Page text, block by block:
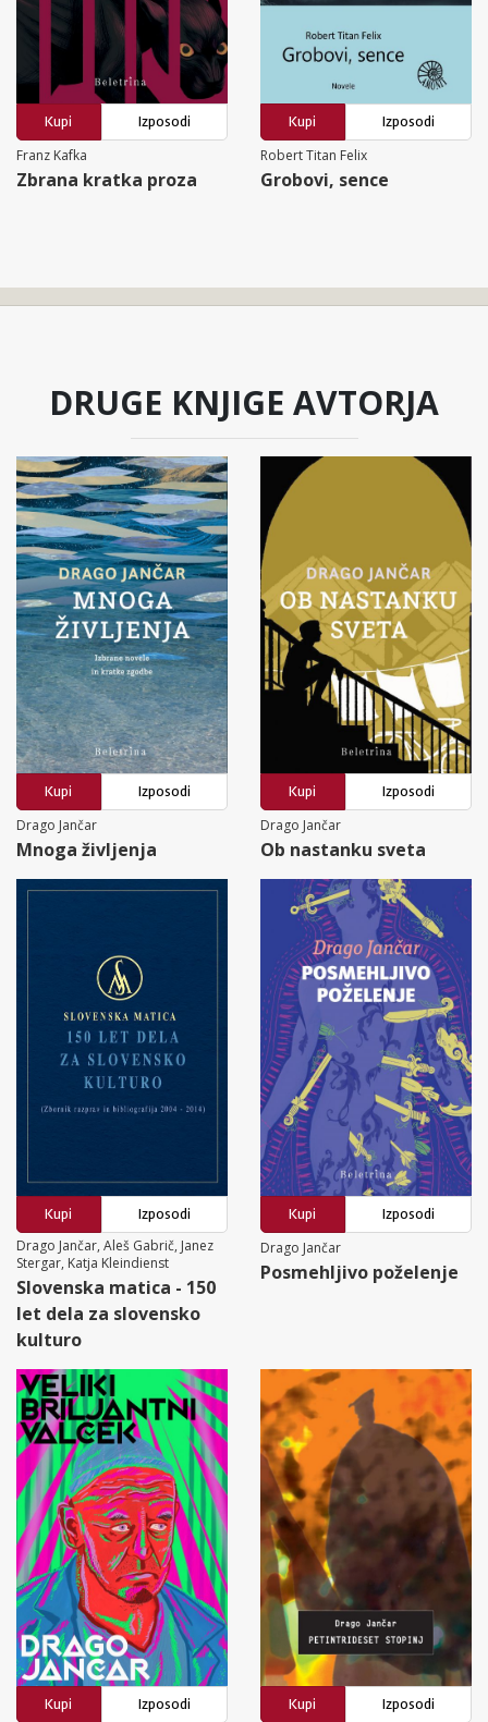
Kupi
Izposodi
Franz Kafka
Zbrana kratka proza
Kupi
Izposodi
Robert Titan Felix
Grobovi, sence
DRUGE KNJIGE AVTORJA
Kupi
Izposodi
Drago Jančar
Mnoga življenja
Kupi
Izposodi
Drago Jančar
Ob nastanku sveta
Kupi
Izposodi
Drago Jančar, Aleš Gabrič, Janez
Stergar, Katja Kleindienst
Slovenska matica - 150
let dela za slovensko
kulturo
Kupi
Izposodi
Drago Jančar
Posmehljivo poželenje
Kupi Izposodi Kupi Izposodi